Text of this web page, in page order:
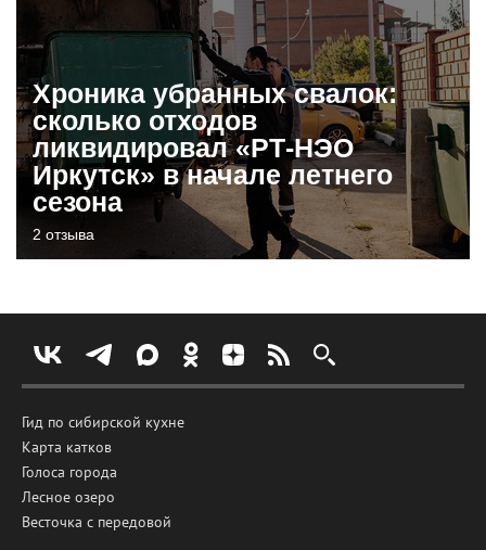
Хроника убранных свалок:
сколько отходов
ликвидировал «РТ-НЭО
Иркутск» в начале летнего
сезона
2 отзыва
Гид по сибирской кухне
Карта катков
Голоса города
Лесное озеро
Весточка с передовой